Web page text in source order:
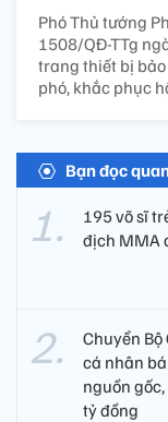
Phó Thủ tướng
1508/QĐ-TTg
trang thiết bị
phó, khắc phục
Bạn đọc
195 võ sĩ
địch MMA
Chuyển
cá nhân
nguồn
tỷ đồng